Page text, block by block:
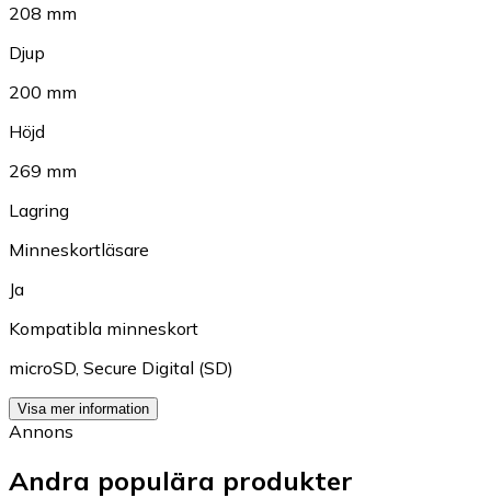
208 mm
Djup
200 mm
Höjd
269 mm
Lagring
Minneskortläsare
Ja
Kompatibla minneskort
microSD, Secure Digital (SD)
Visa mer information
Annons
Andra populära produkter